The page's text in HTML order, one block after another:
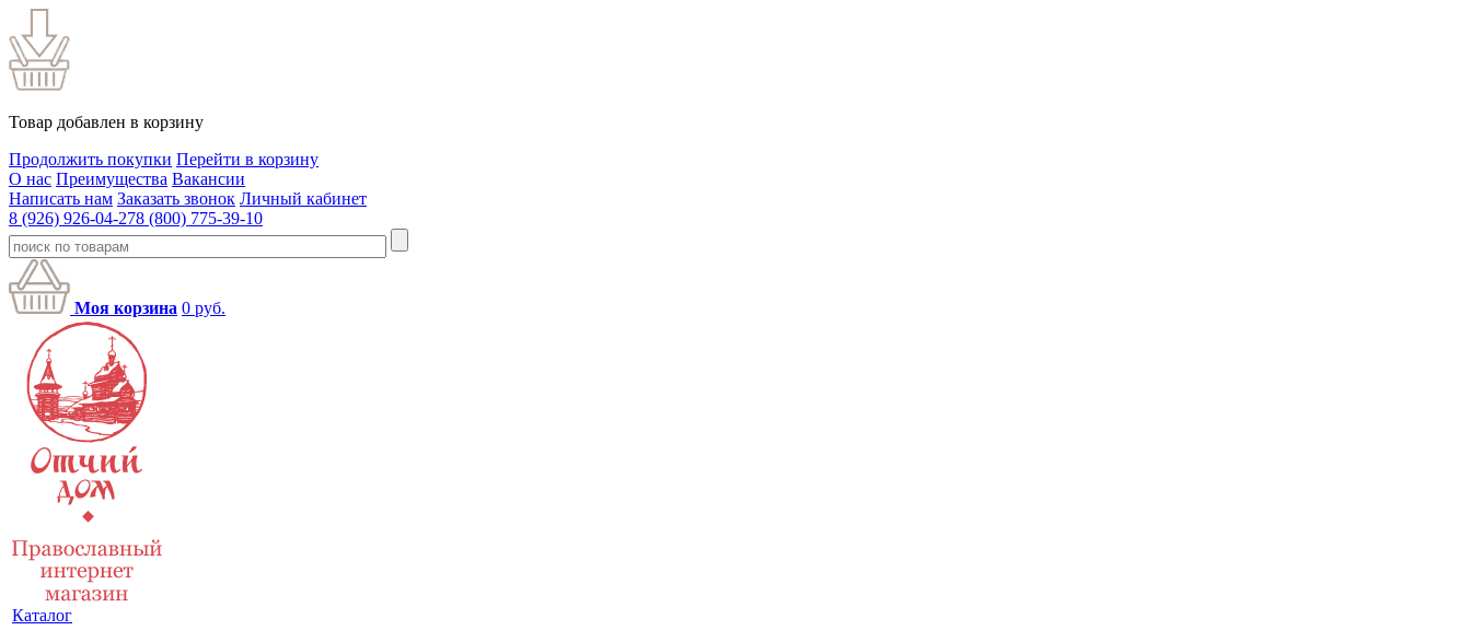
Товар добавлен в корзину
Продолжить покупки Перейти в корзину
О нас Преимущества Вакансии
Написать нам Заказать звонок Личный кабинет
8 (926) 926-04-278 (800) 775-39-10
Моя корзина 0 руб.
Каталог